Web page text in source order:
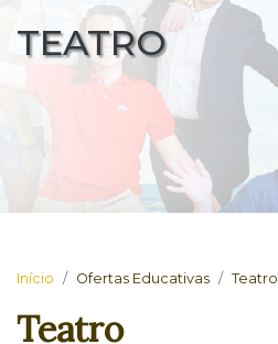
TEATRO
Início Ofertas Educativas Teatro
Teatro